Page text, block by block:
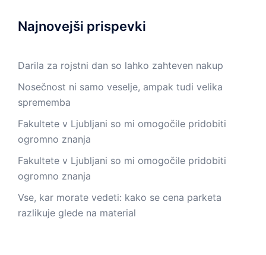
Najnovejši prispevki
Darila za rojstni dan so lahko zahteven nakup
Nosečnost ni samo veselje, ampak tudi velika
sprememba
Fakultete v Ljubljani so mi omogočile pridobiti
ogromno znanja
Fakultete v Ljubljani so mi omogočile pridobiti
ogromno znanja
Vse, kar morate vedeti: kako se cena parketa
razlikuje glede na material